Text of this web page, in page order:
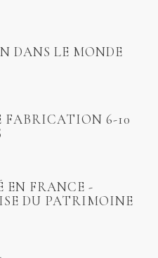
DANS LE MONDE
FABRICATION 6-10
EN FRANCE -
DU PATRIMOINE